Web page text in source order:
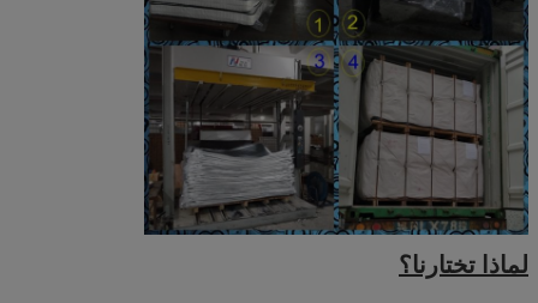
لماذا تختارنا؟